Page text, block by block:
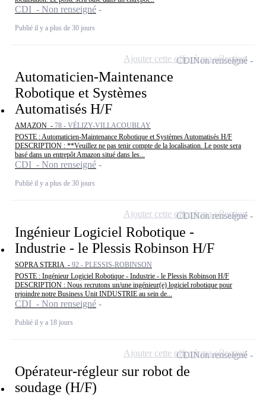
CDI - Non renseigné
Publié il y a plus de 30 jours
Automaticien-Maintenance
Robotique et Systèmes
Automatisés H/F
AMAZON - 78 - VÉLIZY-VILLACOUBLAY
POSTE : Automaticien-Maintenance Robotique et Systèmes Automatisés H/F
DESCRIPTION : **Veuillez ne pas tenir compte de la localisation. Le poste sera
basé dans un entrepôt Amazon situé dans les...
CDI - Non renseigné
Publié il y a plus de 30 jours
CDINon renseigné
Ajouter cette offre à ma sélection
Ingénieur Logiciel Robotique -
Industrie - le Plessis Robinson H/F
SOPRA STERIA - 92 - PLESSIS-ROBINSON
POSTE : Ingénieur Logiciel Robotique - Industrie - le Plessis Robinson H/F
DESCRIPTION : Nous recrutons un/une ingénieur(e) logiciel robotique pour
rejoindre notre Business Unit INDUSTRIE au sein de...
CDI - Non renseigné
Publié il y a 18 jours
CDINon renseigné
Ajouter cette offre à ma sélection
Opérateur-régleur sur robot de
soudage (H/F)
CDINon renseigné
Ajouter cette offre à ma sélection